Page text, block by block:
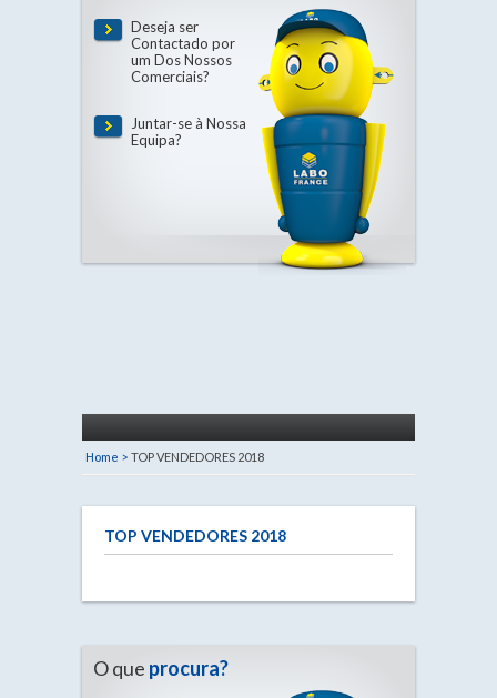
Deseja ser
Contactado por
um Dos Nossos
Comerciais?
Juntar-se à Nossa
Equipa?
Home > TOP VENDEDORES 2018
TOP VENDEDORES 2018
O que procura?